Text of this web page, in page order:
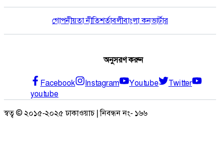
গোপনীয়তা নীতিশর্তাবলীবাংলা কনভার্টার
অনুসরণ করুন
Facebook Instagram Youtube
Twitter
youtube
স্বত্ব © ২০১৫-২০২৫ ঢাকাওয়াচ | নিবন্ধন নং- ১৬৬